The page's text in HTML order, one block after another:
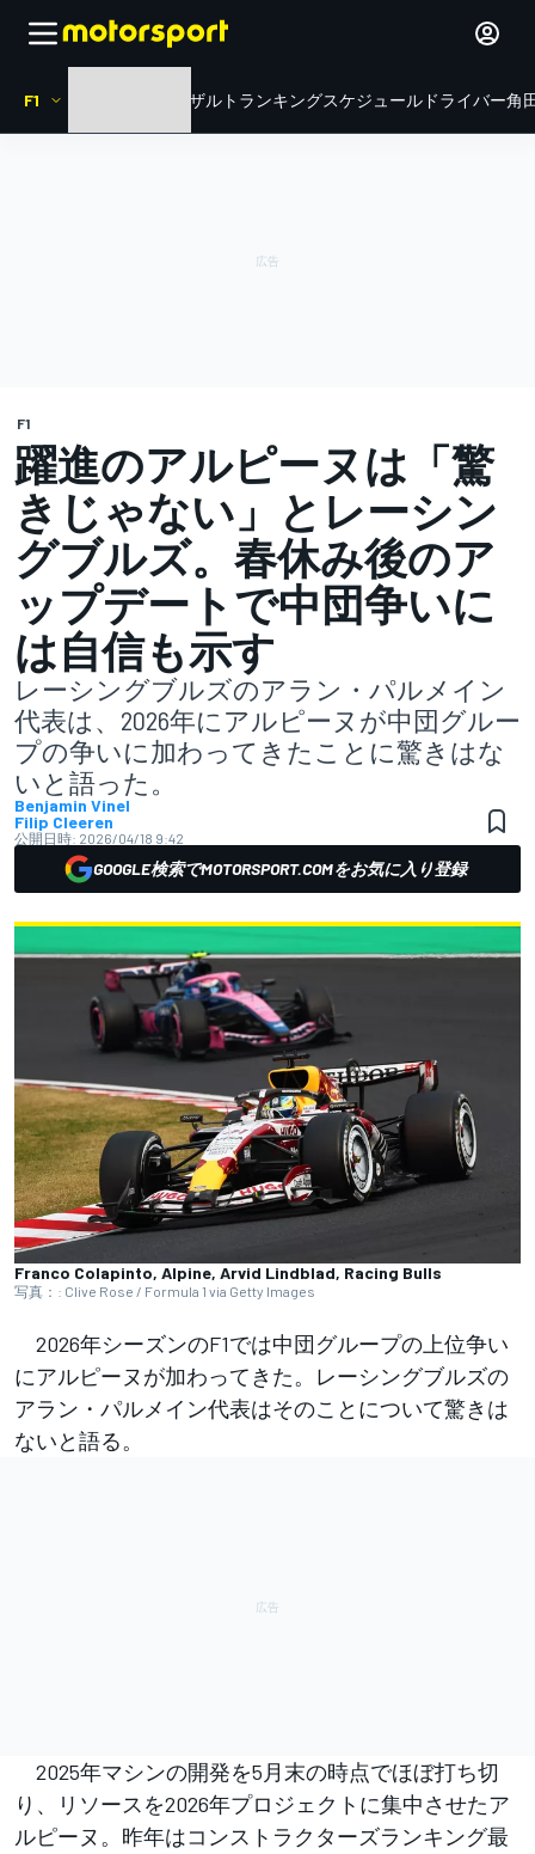
F1 リザルト ランキングスケジュール ドライバー角
F1
躍進のアルピーヌは「驚
きじゃない」とレーシン
グブルズ。春休み後のア
ップデートで中団争いに
は自信も示す
レーシングブルズのアラン・パルメイン
代表は、2026年にアルピーヌが中団グルー
プの争いに加わってきたことに驚きはな
いと語った。
Benjamin Vinel
Filip Cleeren
公開日時: 2026/04/18 9:42
GOOGLE検索でMOTORSPORT.COMをお気に入り登録
Franco Colapinto, Alpine, Arvid Lindblad, Racing Bulls
写真：: Clive Rose / Formula 1 via Getty Images
2026年シーズンのF1では中団グループの上位争い
にアルピーヌが加わってきた。レーシングブルズの
アラン・パルメイン代表はそのことについて驚きは
ないと語る。
2025年マシンの開発を5月末の時点でほぼ打ち切
り、リソースを2026年プロジェクトに集中させたア
ルピーヌ。昨年はコンストラクターズランキング最